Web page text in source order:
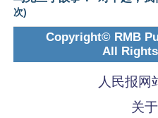
次)
Copyright© RMB
All
人民报网
关